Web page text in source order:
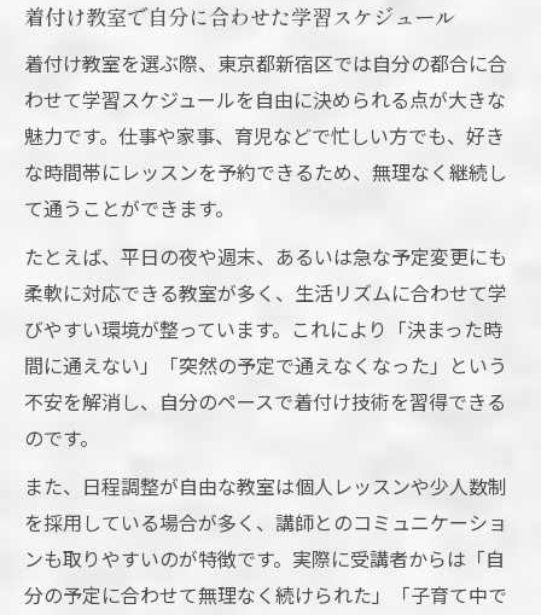
着付け教室で自分に合わせた学習スケジュール
着付け教室を選ぶ際、東京都新宿区では自分の都合に合
わせて学習スケジュールを自由に決められる点が大きな
魅力です。仕事や家事、育児などで忙しい方でも、好き
な時間帯にレッスンを予約できるため、無理なく継続し
て通うことができます。
たとえば、平日の夜や週末、あるいは急な予定変更にも
柔軟に対応できる教室が多く、生活リズムに合わせて学
びやすい環境が整っています。これにより「決まった時
間に通えない」「突然の予定で通えなくなった」という
不安を解消し、自分のペースで着付け技術を習得できる
のです。
また、日程調整が自由な教室は個人レッスンや少人数制
を採用している場合が多く、講師とのコミュニケーショ
ンも取りやすいのが特徴です。実際に受講者からは「自
分の予定に合わせて無理なく続けられた」「子育て中で